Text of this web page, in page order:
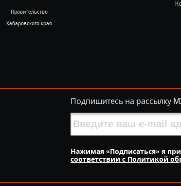
Правительство
Хабаровского края
Подпишитесь на рассылку
Нажимая «Подписаться» я
соответствии с Политикой